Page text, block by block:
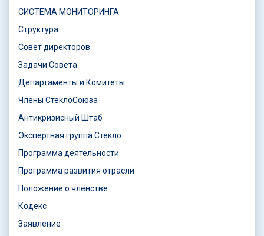
СИСТЕМА МОНИТОРИНГА
Структура
Совет директоров
Задачи Совета
Департаменты и Комитеты
Члены СтеклоСоюза
Антикризисный Штаб
Экспертная группа Стекло
Программа деятельности
Программа развития отрасли
Положение о членстве
Кодекс
Заявление